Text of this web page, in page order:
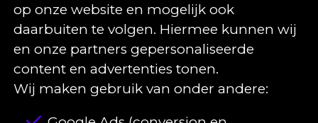
op onze website en mogelijk ook
daarbuiten te volgen. Hiermee kunnen wij
en onze partners gepersonaliseerde
content en advertenties tonen.
Wij maken gebruik van onder andere: